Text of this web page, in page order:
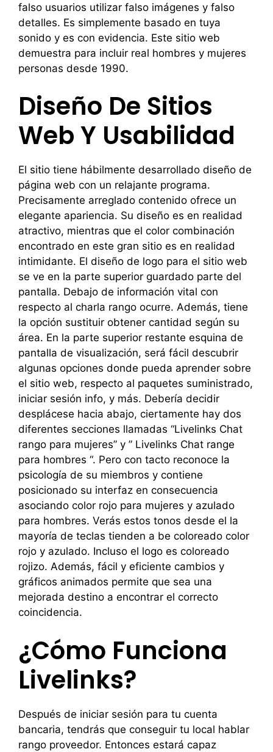
falso usuarios utilizar falso imágenes y falso
detalles. Es simplemente basado en tuya
sonido y es con evidencia. Este sitio web
demuestra para incluir real hombres y mujeres
personas desde 1990.
Diseño De Sitios
Web Y Usabilidad
El sitio tiene hábilmente desarrollado diseño de
página web con un relajante programa.
Precisamente arreglado contenido ofrece un
elegante apariencia. Su diseño es en realidad
atractivo, mientras que el color combinación
encontrado en este gran sitio es en realidad
intimidante. El diseño de logo para el sitio web
se ve en la parte superior guardado parte del
pantalla. Debajo de información vital con
respecto al charla rango ocurre. Además, tiene
la opción sustituir obtener cantidad según su
área. En la parte superior restante esquina de
pantalla de visualización, será fácil descubrir
algunas opciones donde pueda aprender sobre
el sitio web, respecto al paquetes suministrado,
iniciar sesión info, y más. Debería decidir
desplácese hacia abajo, ciertamente hay dos
diferentes secciones llamadas “Livelinks Chat
rango para mujeres” y ” Livelinks Chat range
para hombres “. Pero con tacto reconoce la
psicología de su miembros y contiene
posicionado su interfaz en consecuencia
asociando color rojo para mujeres y azulado
para hombres. Verás estos tonos desde el la
mayoría de teclas tienden a be coloreado color
rojo y azulado. Incluso el logo es coloreado
rojizo. Además, fácil y eficiente cambios y
gráficos animados permite que sea una
mejorada destino a encontrar el correcto
coincidencia.
¿Cómo Funciona
Livelinks?
Después de iniciar sesión para tu cuenta
bancaria, tendrás que conseguir tu local hablar
rango proveedor. Entonces estará capaz